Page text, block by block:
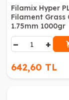
Filamix Hyper
Filament Grass
1.75mm 1000gr
− +
642,60 TL